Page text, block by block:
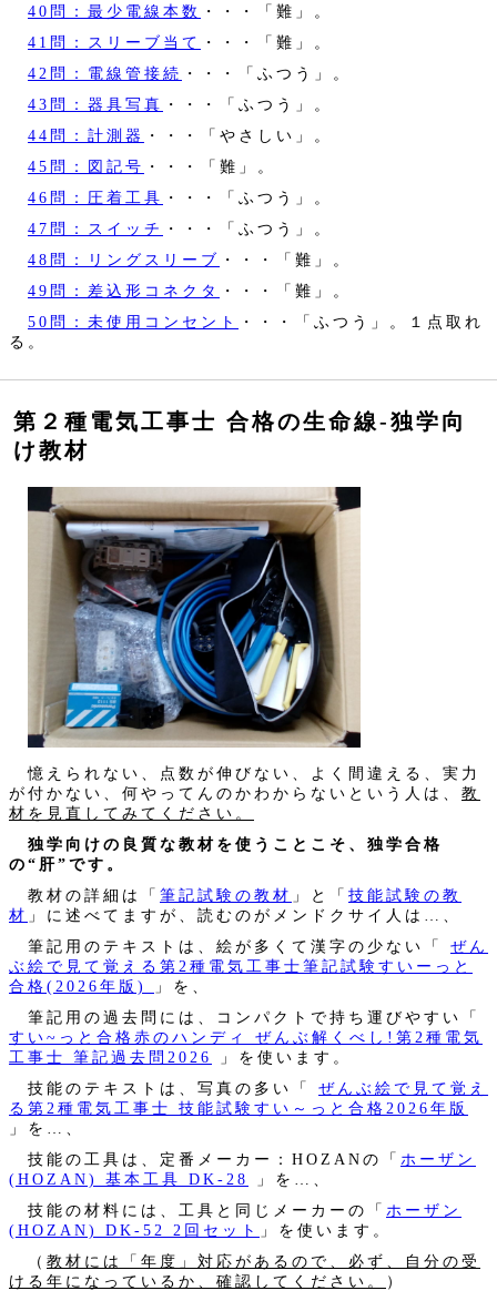
40問：最少電線本数
・・・「難」。
41問：スリーブ当て
・・・「難」。
42問：電線管接続 ・・・「ふつう」。
43問：器具写真 ・・・「ふつう」。
44問：計測器
・・・「やさしい」。
45問：図記号 ・・・「難」。
46問：圧着工具 ・・・「ふつう」。
47問：スイッチ
・・・「ふつう」。
48問：リングスリーブ ・・・「難」。
49問：差込形コネクタ
・・・「難」。
50問：未使用コンセント
・・・「ふつう」。１点取れ
る。
第２種電気工事士 合格の生命線‐独学向
け教材
憶えられない、点数が伸びない、よく間違える、実力
が付かない、何やってんのかわからないという人は、 教
材を見直してみてください。
独学向けの良質な教材を使うことこそ、独学合格
の“肝”です。
教材の詳細は「 筆記試験の教材 」と「 技能試験の教
材 」に述べてますが、読むのがメンドクサイ人は…、
筆記用のテキストは、絵が多くて漢字の少ない「
ぜん
ぶ絵で見て覚える第2種電気工事士筆記試験すいーっと
合格(2026年版)
」を、
筆記用の過去問には、コンパクトで持ち運びやすい「
すい~っと合格赤のハンディ ぜんぶ解くべし!第2種電気
工事士 筆記過去問2026
」を使います。
技能のテキストは、写真の多い「
ぜんぶ絵で見て覚え
る第2種電気工事士 技能試験すい～っと合格2026年版
」を…、
技能の工具は、定番メーカー：HOZANの「 ホーザン
(HOZAN) 基本工具 DK-28
」を…、
技能の材料には、工具と同じメーカーの「 ホーザン
(HOZAN) DK-52 2回セット
」を使います。
（ 教材には「年度」対応があるので、必ず、自分の受
ける年になっているか、確認してください。
）